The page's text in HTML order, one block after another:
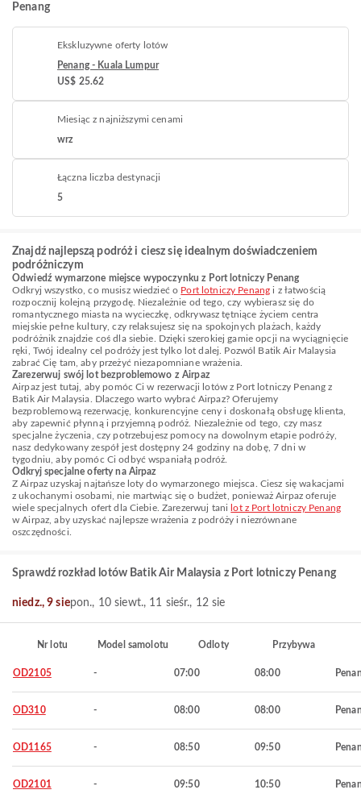
Penang
Ekskluzywne oferty lotów
Penang - Kuala Lumpur
US$ 25.62
Miesiąc z najniższymi cenami
wrz
Łączna liczba destynacji
5
Znajdź najlepszą podróż i ciesz się idealnym doświadczeniem
podróżniczym
Odwiedź wymarzone miejsce wypoczynku z Port lotniczy Penang
Odkryj wszystko, co musisz wiedzieć o Port lotniczy Penang i z łatwością
rozpocznij kolejną przygodę. Niezależnie od tego, czy wybierasz się do
romantycznego miasta na wycieczkę, odkrywasz tętniące życiem centra
miejskie pełne kultury, czy relaksujesz się na spokojnych plażach, każdy
podróżnik znajdzie coś dla siebie. Dzięki szerokiej gamie opcji na wyciągnięcie
ręki, Twój idealny cel podróży jest tylko lot dalej. Pozwól Batik Air Malaysia
zabrać Cię tam, aby przeżyć niezapomniane wrażenia.
Zarezerwuj swój lot bezproblemowo z Airpaz
Airpaz jest tutaj, aby pomóc Ci w rezerwacji lotów z Port lotniczy Penang z
Batik Air Malaysia. Dlaczego warto wybrać Airpaz? Oferujemy
bezproblemową rezerwację, konkurencyjne ceny i doskonałą obsługę klienta,
aby zapewnić płynną i przyjemną podróż. Niezależnie od tego, czy masz
specjalne życzenia, czy potrzebujesz pomocy na dowolnym etapie podróży,
nasz dedykowany zespół jest dostępny 24 godziny na dobę, 7 dni w
tygodniu, aby pomóc Ci odbyć wspaniałą podróż.
Odkryj specjalne oferty na Airpaz
Z Airpaz uzyskaj najtańsze loty do wymarzonego miejsca. Ciesz się wakacjami
z ukochanymi osobami, nie martwiąc się o budżet, ponieważ Airpaz oferuje
wiele specjalnych ofert dla Ciebie. Zarezerwuj tani lot z Port lotniczy Penang
w Airpaz, aby uzyskać najlepsze wrażenia z podróży i niezrównane
oszczędności.
Sprawdź rozkład lotów Batik Air Malaysia z Port lotniczy Penang
niedz., 9 siepon., 10 siewt., 11 sieśr., 12 sie
Nr lotu Model samolotu Odloty Przybywa
OD2105 - 07:00 08:00
OD310 - 08:00 08:00
OD1165 - 08:50 09:50
OD2101 - 09:50 10:50